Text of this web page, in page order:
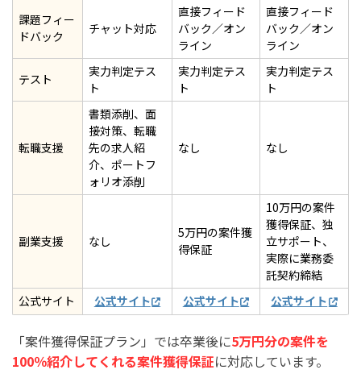
課題フィー
ドバック
チャット対応
直接フィード
バック／オン
ライン
直接フィード
バック／オン
ライン
テスト
実力判定テス
ト
実力判定テス
ト
実力判定テス
ト
転職支援
書類添削、面
接対策、転職
先の求人紹
介、ポートフ
ォリオ添削
なし なし
副業支援 なし
5万円の案件獲
得保証
10万円の案件
獲得保証、独
立サポート、
実際に業務委
託契約締結
公式サイト
公式サイト 公式サイト 公式サイト
「案件獲得保証プラン」では卒業後に5万円分の案件を
100％紹介してくれる案件獲得保証に対応しています。